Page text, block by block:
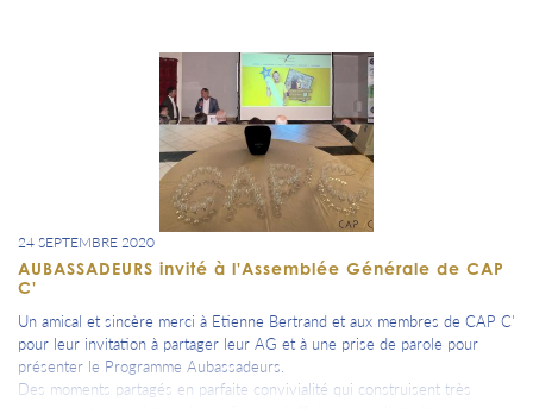
24 SEPTEMBRE 2020
AUBASSADEURS invité à l'Assemblée Générale de CAP
C'
Un amical et sincère merci à Etienne Bertrand et aux membres de CAP C'
pour leur invitation à partager leur AG et à une prise de parole pour
présenter le Programme Aubassadeurs.
Des moments partagés en parfaite convivialité qui construisent très